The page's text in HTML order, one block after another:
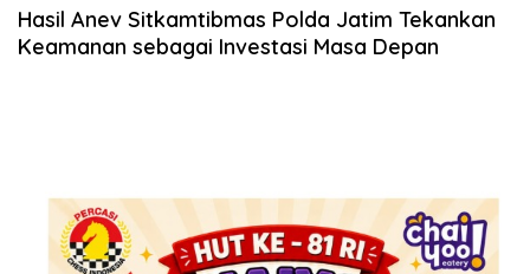
Hasil Anev Sitkamtibmas Polda Jatim Tekankan
Keamanan sebagai Investasi Masa Depan